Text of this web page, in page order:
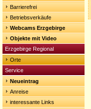
Barrierefrei
Betriebsverkäufe
Webcams Erzgebirge
Objekte mit Video
Erzgebirge Regional
Orte
Service
Neueintrag
Anreise
interessante Links